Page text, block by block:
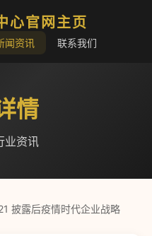
心官网主页
闻资讯 联系我们
情
业资讯
披露后疫情时代企业战略